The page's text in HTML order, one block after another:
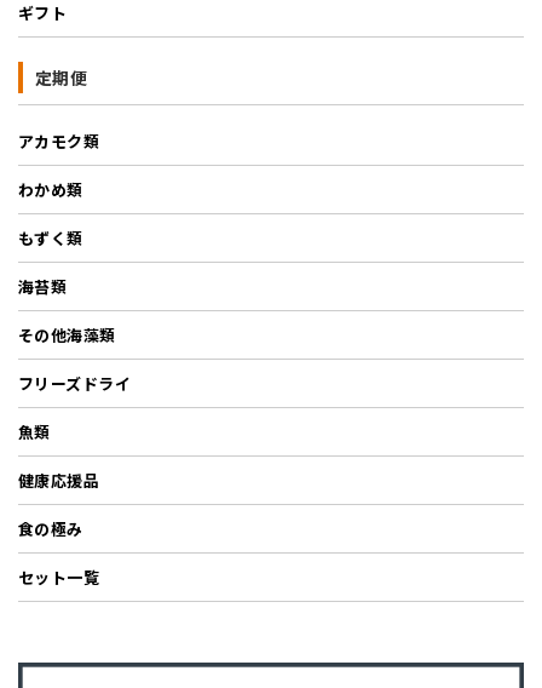
ギフト
定期便
アカモク類
わかめ類
もずく類
海苔類
その他海藻類
フリーズドライ
魚類
健康応援品
食の極み
セット一覧